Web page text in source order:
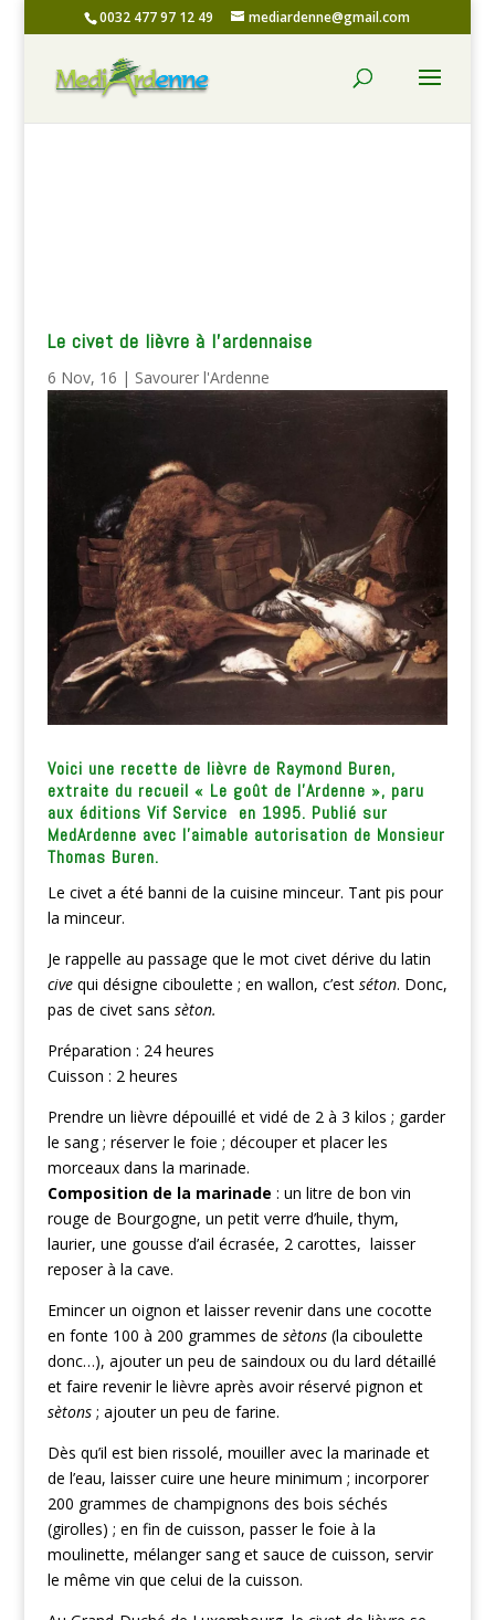
0032 477 97 12 49 mediardenne@gmail.com
Le civet de lièvre à l’ardennaise
6 Nov, 16 | Savourer l'Ardenne
Voici une recette de lièvre de Raymond Buren,
extraite du recueil « Le goût de l’Ardenne », paru
aux éditions Vif Service en 1995. Publié sur
MedArdenne avec l’aimable autorisation de Monsieur
Thomas Buren.
Le civet a été banni de la cuisine minceur. Tant pis pour
la minceur.
Je rappelle au passage que le mot civet dérive du latin
civequi désigne ciboulette ; en wallon, c’est séton. Donc,
pas de civet sans sèton.
Préparation : 24 heures
Cuisson : 2 heures
Prendre un lièvre dépouillé et vidé de 2 à 3 kilos ; garder
le sang ; réserver le foie ; découper et placer les
morceaux dans la marinade.
Composition de la marinade : un litre de bon vin
rouge de Bourgogne, un petit verre d’huile, thym,
laurier, une gousse d’ail écrasée, 2 carottes, laisser
reposer à la cave.
Emincer un oignon et laisser revenir dans une cocotte
en fonte 100 à 200 grammes de sètons(la ciboulette
donc…), ajouter un peu de saindoux ou du lard détaillé
et faire revenir le lièvre après avoir réservé pignon et
sètons; ajouter un peu de farine.
Dès qu’il est bien rissolé, mouiller avec la marinade et
de l’eau, laisser cuire une heure minimum ; incorporer
200 grammes de champignons des bois séchés
(girolles) ; en fin de cuisson, passer le foie à la
moulinette, mélanger sang et sauce de cuisson, servir
le même vin que celui de la cuisson.